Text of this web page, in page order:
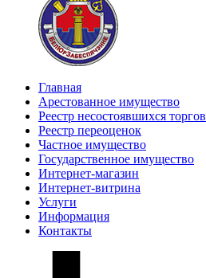
Главная
Арестованное имущество
Реестр несостоявшихся торгов
Реестр переоценок
Частное имущество
Государственное имущество
Интернет-магазин
Интернет-витрина
Услуги
Информация
Контакты